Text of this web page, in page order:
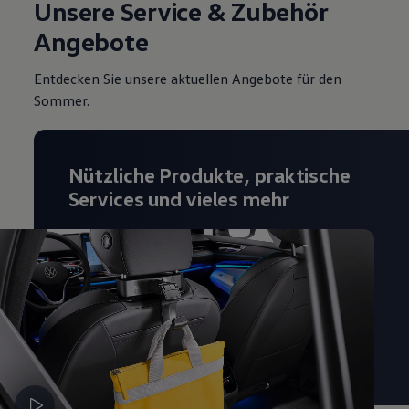
Magazin
Lifestyle
Transport
Elektromobilität
Volkswagen Kundenbetreuung
Unsere Service & Zubehör
Angebote
Entdecken Sie unsere aktuellen Angebote für den
Sommer.
Nützliche Produkte, praktische
Services und vieles mehr